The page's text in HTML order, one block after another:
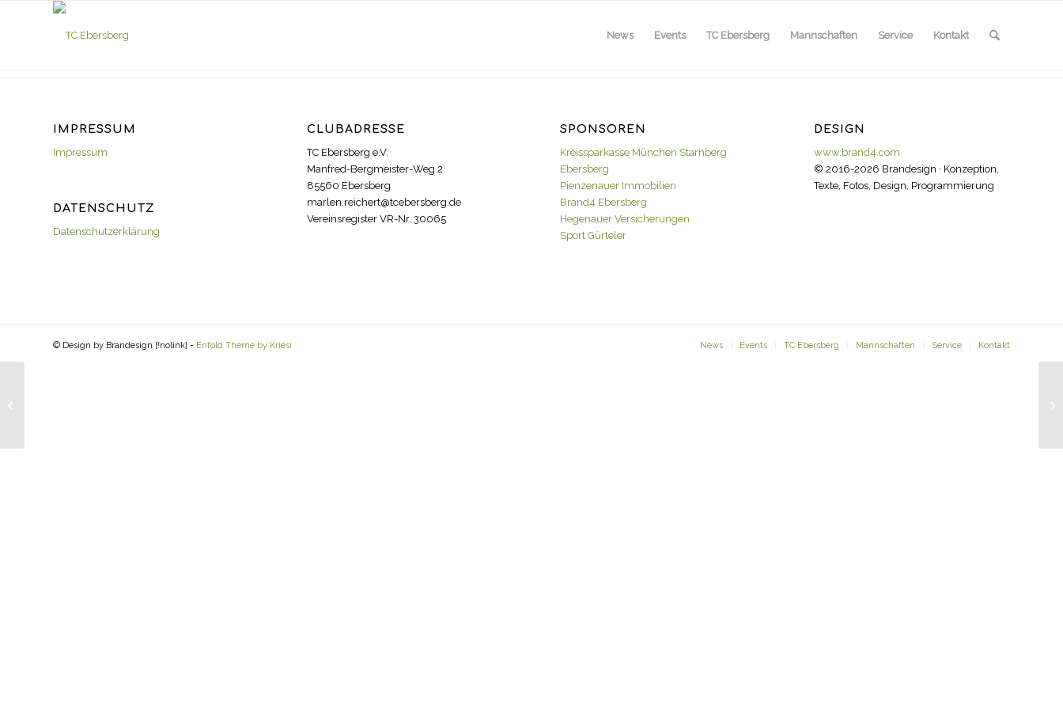
News Events TC Ebersberg Mannschaften Service Kontakt
IMPRESSUM
Impressum
DATENSCHUTZ
Datenschutzerklärung
CLUBADRESSE
TC Ebersberg e.V.
Manfred-Bergmeister-Weg 2
85560 Ebersberg
marlen.reichert@tcebersberg.de
Vereinsregister VR-Nr. 30065
SPONSOREN
Kreissparkasse München Starnberg
Ebersberg
Pienzenauer Immobilien
Brand4 Ebersberg
Hegenauer Versicherungen
Sport Gürteler
DESIGN
www.brand4.com
© 2016-2026 Brandesign · Konzeption,
Texte, Fotos, Design, Programmierung
© Design by Brandesign [!nolink] - Enfold Theme by Kriesi News Events TC Ebersberg Mannschaften Service Kontakt